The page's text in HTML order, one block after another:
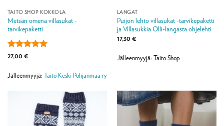
TAITO SHOP KOKKOLA
Metsän omena villasukat -
tarvikepaketti
Arvostelu
/ 5
27,00 €
Jälleenmyyjä: Taito Keski-Pohjanmaa ry
LANGAT
Puijon lehto villasukat -tarvikepaketti
ja Villasukkia Olli-langasta ohjelehti
17,30 €
Jälleenmyyjä: Taito Shop